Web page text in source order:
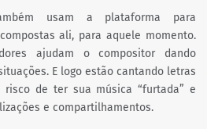
usam a plataforma para
ali, para aquele momento.
ajudam o compositor dando
E logo estão cantando letras
risco de ter sua música “furtada” e
e compartilhamentos.